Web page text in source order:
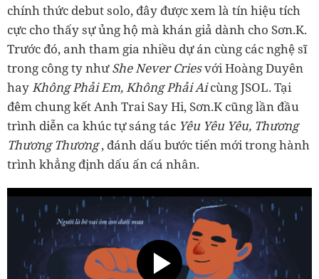
chính thức debut solo, đây được xem là tín hiệu tích
cực cho thấy sự ủng hộ mà khán giả dành cho Sơn.K.
Trước đó, anh tham gia nhiều dự án cùng các nghệ sĩ
trong công ty nhưShe Never Criesvới Hoàng Duyên
hayKhông Phải Em, Không Phải Aicùng JSOL. Tại
đêm chung kết Anh Trai Say Hi, Sơn.K cũng lần đầu
trình diễn ca khúc tự sáng tác Yêu Yêu Yêu, Thương
Thương Thương, đánh dấu bước tiến mới trong hành
trình khẳng định dấu ấn cá nhân.